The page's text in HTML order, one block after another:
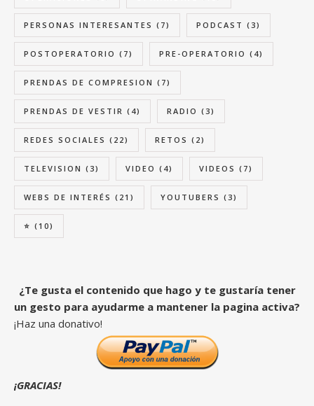
PERSONAS INTERESANTES (7) PODCAST (3)
POSTOPERATORIO (7) PRE-OPERATORIO (4)
PRENDAS DE COMPRESION (7)
PRENDAS DE VESTIR (4) RADIO (3)
REDES SOCIALES (22) RETOS (2)
TELEVISION (3) VIDEO (4) VIDEOS (7)
WEBS DE INTERÉS (21) YOUTUBERS (3)
⭐ (10)
¿Te gusta el contenido que hago y te gustaría tener
un gesto para ayudarme a mantener la pagina activa?
¡Haz una donativo!
¡GRACIAS!